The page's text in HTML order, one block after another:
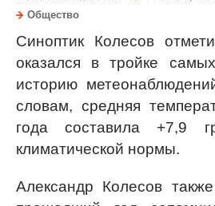
Общество
Синоптик Колесов
оказался в тройке
историю
словам, средняя
года составила +7,9
климатической нормы.
Александр Колесов